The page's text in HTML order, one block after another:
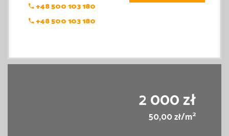
+48 500 103 180
+48 500 103 180
2 000 zł
50,00 zł/m2